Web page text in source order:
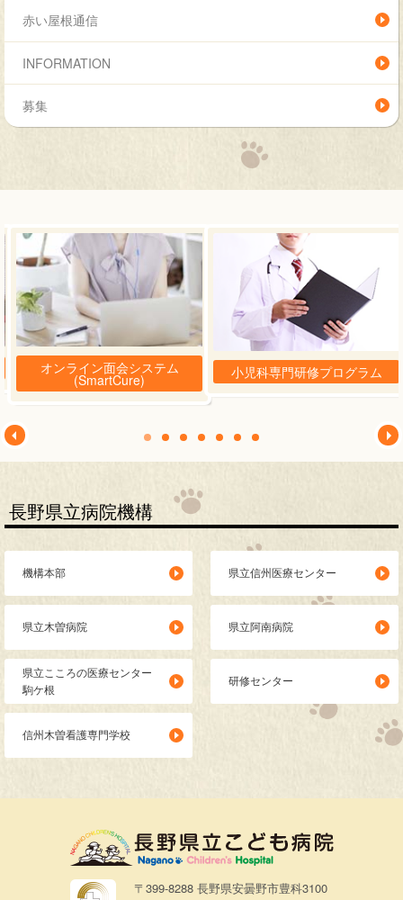
赤い屋根通信
INFORMATION
募集
オンライン面会システム
(SmartCure) 小児科専門研修プログラム
長野県立病院機構
機構本部 県立信州医療センター
県立木曽病院 県立阿南病院
県立こころの医療センター
駒ケ根
研修センター
信州木曽看護専門学校
〒399-8288 長野県安曇野市豊科3100